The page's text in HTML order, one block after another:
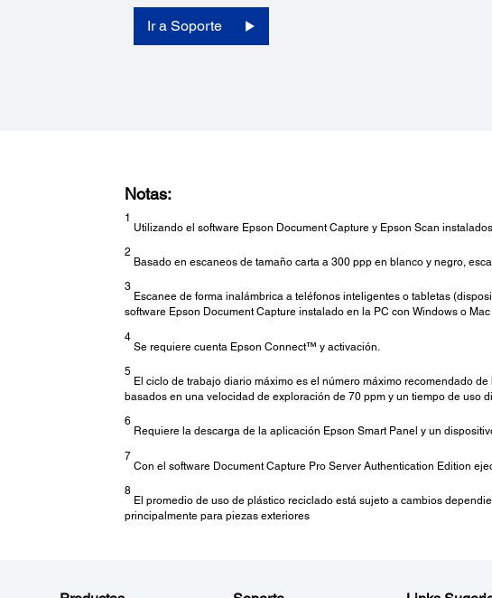
Ir a Soporte
Notas:
1
Utilizando el software Epson Document Capture y Epson Scan
2
Basado en escaneos de tamaño carta a 300 ppp en blanco y negro,
3
Escanee de forma inalámbrica a teléfonos inteligentes o tabletas
software Epson Document Capture instalado en la PC con Windows o
4
Se requiere cuenta Epson Connect™ y activación.
5
El ciclo de trabajo diario máximo es el número máximo recomendado
basados en una velocidad de exploración de 70 ppm y un tiempo de uso
6
Requiere la descarga de la aplicación Epson Smart Panel y un
7
Con el software Document Capture Pro Server Authentication Edition
8
El promedio de uso de plástico reciclado está sujeto a cambios
principalmente para piezas exteriores